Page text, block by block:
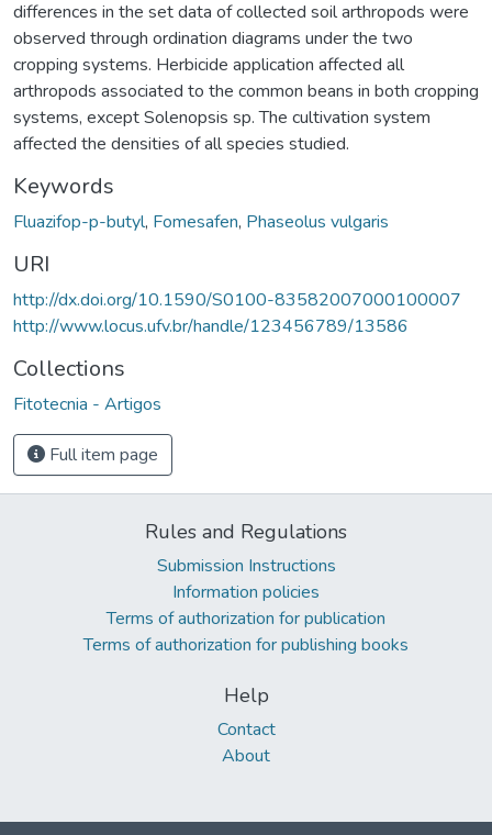
differences in the set data of collected soil arthropods were
observed through ordination diagrams under the two
cropping systems. Herbicide application affected all
arthropods associated to the common beans in both cropping
systems, except Solenopsis sp. The cultivation system
affected the densities of all species studied.
Keywords
Fluazifop-p-butyl, Fomesafen, Phaseolus vulgaris
URI
http://dx.doi.org/10.1590/S0100-83582007000100007
http://www.locus.ufv.br/handle/123456789/13586
Collections
Fitotecnia - Artigos
Full item page
Rules and Regulations
Submission Instructions
Information policies
Terms of authorization for publication
Terms of authorization for publishing books
Help
Contact
About